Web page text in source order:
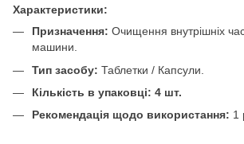
Характеристики:
Призначення: Очищення внутрішніх
машини.
Тип засобу: Таблетки / Капсули.
Кількість в упаковці: 4 шт.
Рекомендація щодо використання: 1